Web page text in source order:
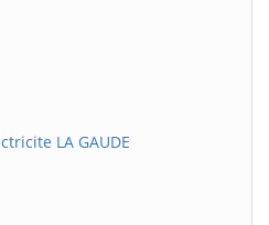
LA GAUDE